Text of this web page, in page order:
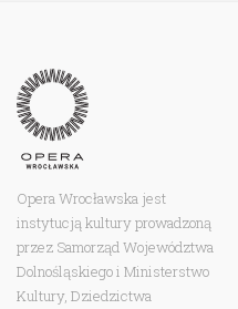
Opera Wrocławska jest
instytucją kultury prowadzoną
przez Samorząd Województwa
Dolnośląskiego i Ministerstwo
Kultury, Dziedzictwa